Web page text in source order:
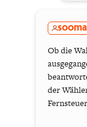
Ob die
der